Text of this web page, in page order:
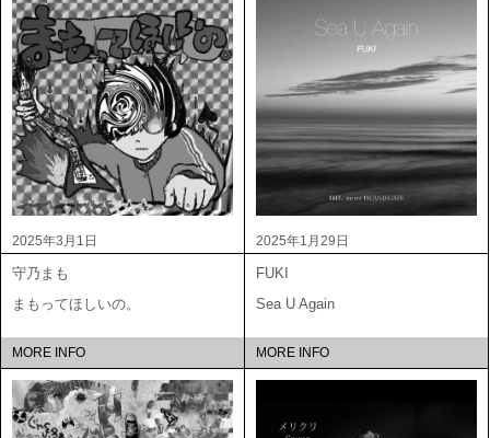
2025年3月1日
守乃まも
まもってほしいの。
MORE INFO
2025年1月29日
FUKI
Sea U Again
MORE INFO